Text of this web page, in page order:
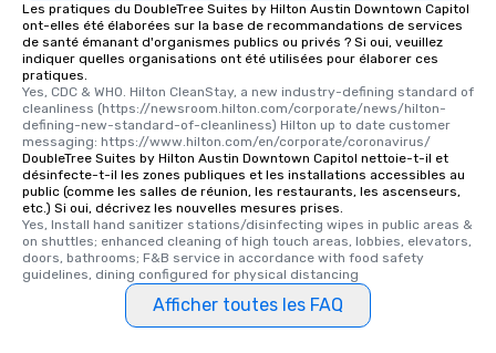
Les pratiques du DoubleTree Suites by Hilton Austin Downtown Capitol
ont-elles été élaborées sur la base de recommandations de services
de santé émanant d'organismes publics ou privés ? Si oui, veuillez
indiquer quelles organisations ont été utilisées pour élaborer ces
pratiques.
Yes, CDC & WHO. Hilton CleanStay, a new industry-defining standard of
cleanliness (https://newsroom.hilton.com/corporate/news/hilton-
defining-new-standard-of-cleanliness) Hilton up to date customer
messaging: https://www.hilton.com/en/corporate/coronavirus/
DoubleTree Suites by Hilton Austin Downtown Capitol nettoie-t-il et
désinfecte-t-il les zones publiques et les installations accessibles au
public (comme les salles de réunion, les restaurants, les ascenseurs,
etc.) Si oui, décrivez les nouvelles mesures prises.
Yes, Install hand sanitizer stations/disinfecting wipes in public areas &
on shuttles; enhanced cleaning of high touch areas, lobbies, elevators,
doors, bathrooms; F&B service in accordance with food safety
guidelines, dining configured for physical distancing
Afficher toutes les FAQ